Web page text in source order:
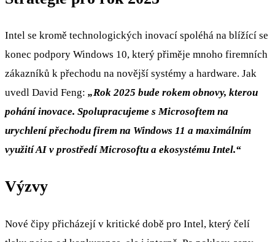
Intel se kromě technologických inovací spoléhá na blížící se
konec podpory Windows 10, který přiměje mnoho firemních
zákazníků k přechodu na novější systémy a hardware. Jak
uvedl David Feng: „Rok 2025 bude rokem obnovy, kterou
pohání inovace. Spolupracujeme s Microsoftem na
urychlení přechodu firem na Windows 11 a maximálním
využití AI v prostředí Microsoftu a ekosystému Intel.“
Výzvy
Nové čipy přicházejí v kritické době pro Intel, který čelí